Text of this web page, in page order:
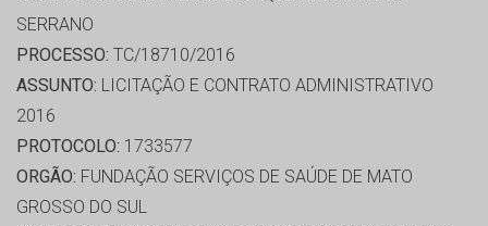
SERRANO
PROCESSO: TC/18710/2016
ASSUNTO: LICITAÇÃO E CONTRATO ADMINISTRATIVO
2016
PROTOCOLO: 1733577
ORGÃO: FUNDAÇÃO SERVIÇOS DE SAÚDE DE MATO
GROSSO DO SUL